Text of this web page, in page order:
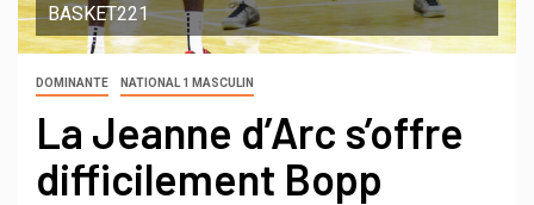
BASKET221
DOMINANTE NATIONAL 1 MASCULIN
La Jeanne d’Arc s’offre
difficilement Bopp